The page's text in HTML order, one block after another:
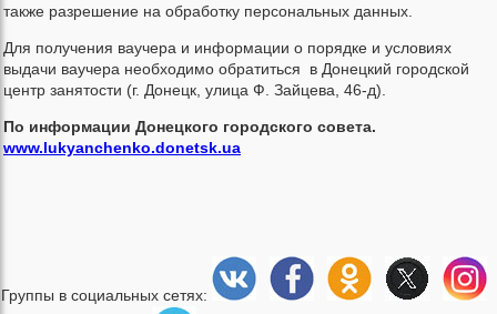
также разрешение на обработку персональных данных.
Для получения ваучера и информации о порядке и условиях
выдачи ваучера необходимо обратиться в Донецкий городской
центр занятости (г. Донецк, улица Ф. Зайцева, 46-д).
По информации Донецкого городского совета.
www.lukyanchenko.donetsk.ua
Группы в социальных сетях: